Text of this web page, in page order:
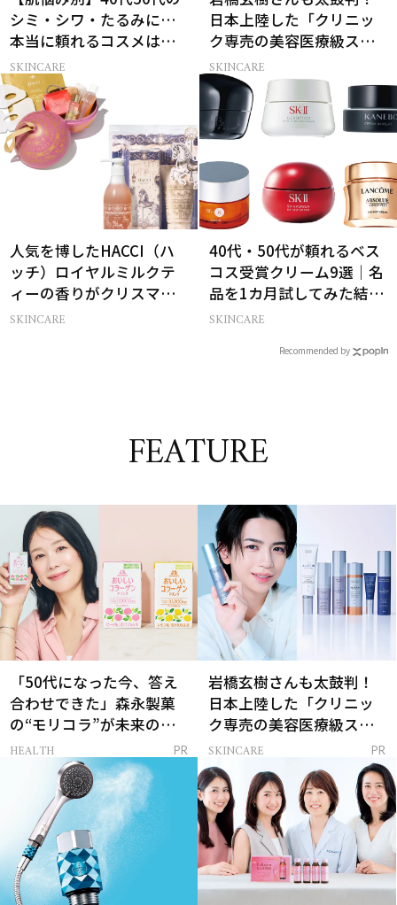
シミ・シワ・たるみに…
本当に頼れるコスメは？
ベスコス受賞スキンケア
21選
SKINCARE
日本上陸した「クリニッ
ク専売の美容医療級スキ
ンケア」
SKINCARE
人気を博したHACCI（ハ
ッチ）ロイヤルミルクテ
ィーの香りがクリスマス
に向けて限定セットで復
SKINCARE
40代・50代が頼れるベス
コス受賞クリーム9選｜名
品を1カ月試してみた結果
は？
SKINCARE
Recommended by
FEATURE
「50代になった今、答え
合わせできた」森永製菓
の“モリコラ”が未来のキ
レイを連れてくる！
HEALTH PR
岩橋玄樹さんも太鼓判！
日本上陸した「クリニッ
ク専売の美容医療級スキ
ンケア」
SKINCARE PR